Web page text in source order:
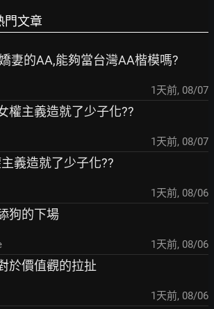
門文章
妻的AA,能夠當台灣AA楷模嗎?
1天前, 08/07
權主義造就了少子化??
1天前, 08/07
義造就了少子化??
1天前, 08/06
狗的下場
1天前, 08/06
於價值觀的拉扯
1天前, 08/06